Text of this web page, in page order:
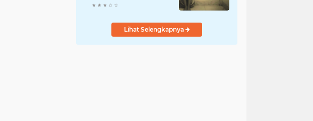
terhadap Anak, Proses
Dilakukan Satres PPA
Lihat Selengkapnya